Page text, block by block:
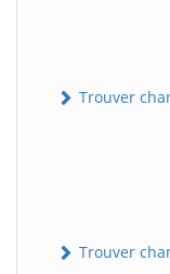
Trouver
Trouver